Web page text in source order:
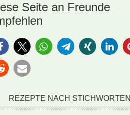
Seite an Freunde
REZEPTE NACH STICHWORTEN